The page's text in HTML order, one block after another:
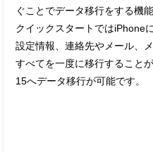
ぐことでデータ移行をする機
クイックスタートではiPhone
設定情報、連絡先やメール、
すべてを一度に移行すること
15へデータ移行が可能です。